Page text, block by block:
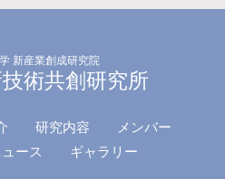
新産業創成研究院
術共創研究所
研究内容
メンバー
ュース ギャラリー